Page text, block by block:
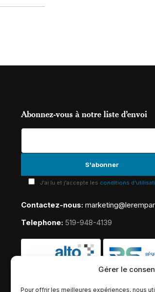
Gérer le
Pour offrir les meilleures expériences, nous
Abonnez-vous à notre liste d’envoi
J'ai lu et j'accepte les conditions
Contactez-nous:
Telephone: 519-948-4139